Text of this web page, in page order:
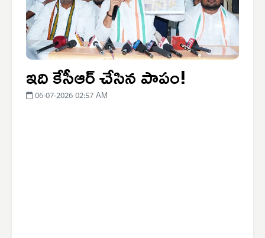
ఇది కేసీఆర్ చేసిన పాపం!
06-07-2026 02:57 AM